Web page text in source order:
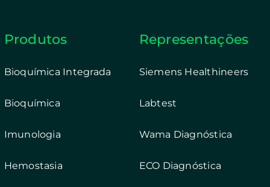
Produtos
Bioquímica Integrada
Bioquímica
Imunologia
Hemostasia
Representações
Siemens Healthineers
Labtest
Wama Diagnóstica
ECO Diagnóstica